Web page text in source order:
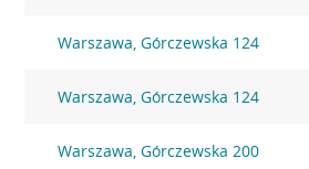
Warszawa, Górczewska 124
Warszawa, Górczewska 124
Warszawa, Górczewska 200